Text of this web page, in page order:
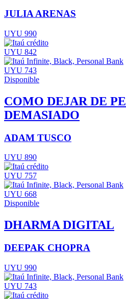
JULIA ARENAS
UYU 990
UYU 842
UYU 743
Disponible
COMO DEJAR DE
DEMASIADO
ADAM TUSCO
UYU 890
UYU 757
UYU 668
Disponible
DHARMA DIGITAL
DEEPAK CHOPRA
UYU 990
UYU 743